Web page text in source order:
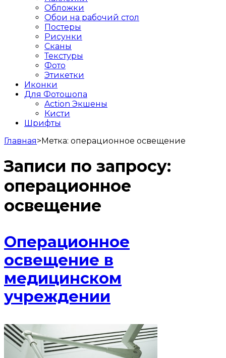
Обложки
Обои на рабочий стол
Постеры
Рисунки
Сканы
Текстуры
Фото
Этикетки
Иконки
Для Фотошопа
Action Экшены
Кисти
Шрифты
Главная>Метка: операционное освещение
Записи по запросу:
операционное
освещение
Операционное
освещение в
медицинском
учреждении